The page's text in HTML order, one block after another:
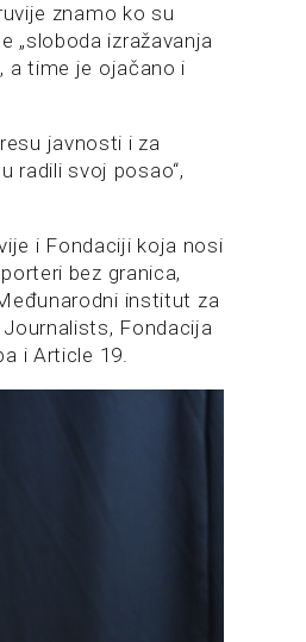
znamo ko su
„sloboda izražavanja
a time je ojačano i
javnosti i za
radili svoj posao“,
i Fondaciji koja nosi
bez granica,
institut za
Fondacija
i Article 19.